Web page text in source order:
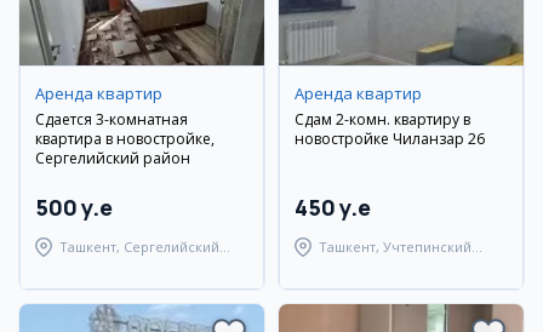
Аренда квартир
Сдается 3-комнатная
квартира в новостройке,
Сергелийский район
500 y.e
Ташкент, Сергелийский
Аренда квартир
Сдам 2-комн. квартиру в
новостройке Чиланзар 26
450 y.e
Ташкент, Учтепинский